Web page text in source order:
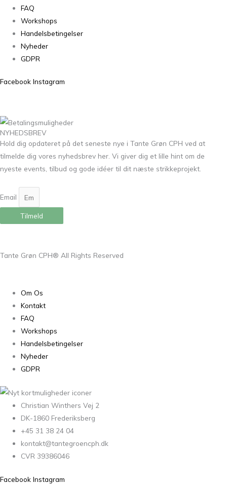
FAQ
Workshops
Handelsbetingelser
Nyheder
GDPR
Facebook Instagram
NYHEDSBREV
Hold dig opdateret på det seneste nye i Tante Grøn CPH ved at
tilmelde dig vores nyhedsbrev her. Vi giver dig et lille hint om de
nyeste events, tilbud og gode idéer til dit næste strikkeprojekt.
Email
Tilmeld
Tante Grøn CPH® All Rights Reserved
Om Os
Kontakt
FAQ
Workshops
Handelsbetingelser
Nyheder
GDPR
Christian Winthers Vej 2
DK-1860 Frederiksberg
+45 31 38 24 04
kontakt@tantegroencph.dk
CVR 39386046
Facebook Instagram